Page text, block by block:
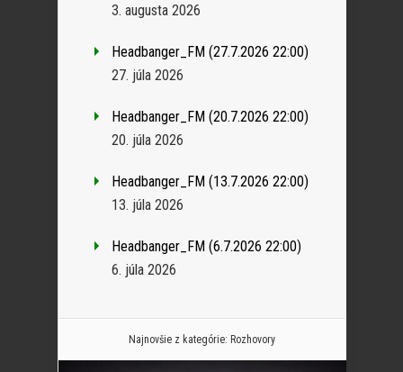
3. augusta 2026
Headbanger_FM (27.7.2026 22:00)
27. júla 2026
Headbanger_FM (20.7.2026 22:00)
20. júla 2026
Headbanger_FM (13.7.2026 22:00)
13. júla 2026
Headbanger_FM (6.7.2026 22:00)
6. júla 2026
Najnovšie z kategórie: Rozhovory